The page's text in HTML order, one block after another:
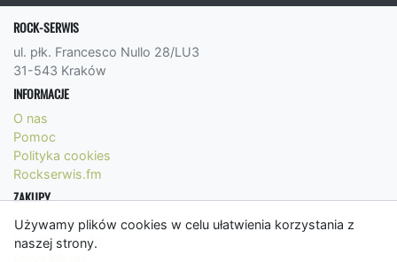
Używamy plików cookies w celu ułatwienia korzystania z
naszej strony.
ROCK-SERWIS
ul. płk. Francesco Nullo 28/LU3
31-543 Kraków
INFORMACJE
O nas
Pomoc
Polityka cookies
Rockserwis.fm
ZAKUPY
Formy płatności
Koszty wysyłki